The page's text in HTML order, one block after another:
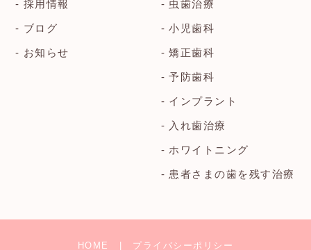
採用情報
ブログ
お知らせ
虫歯治療
小児歯科
矯正歯科
予防歯科
インプラント
入れ歯治療
ホワイトニング
患者さまの歯を残す治療
HOME プライバシーポリシー